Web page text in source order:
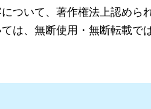
ついて、著作権法上認めら
は、無断使用・無断転載で